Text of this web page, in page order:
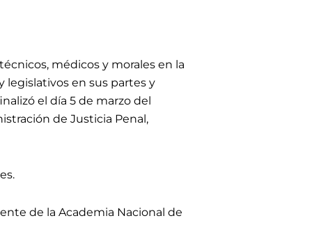
médicos y morales en la
en sus partes y
el día 5 de marzo del
de Justicia Penal,
de la Academia Nacional de